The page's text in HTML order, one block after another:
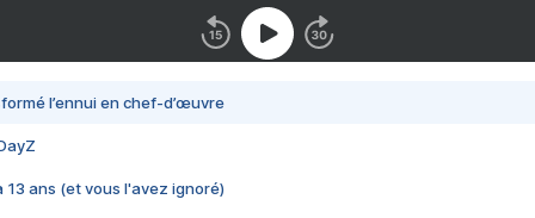
l’ennui en chef-d’œuvre
13 ans (et vous l'avez ignoré)